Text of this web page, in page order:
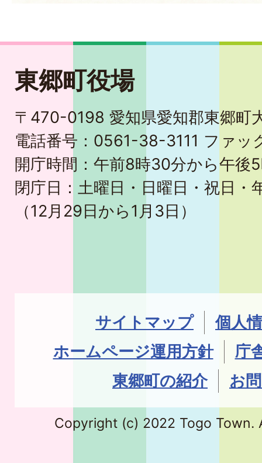
東郷町役場
〒470-0198 愛知県愛知郡東郷町
電話番号：0561-38-3111 ファ
開庁時間：午前8時30分から午後
閉庁日：土曜日・日曜日・祝日・
（12月29日から1月3日）
サイトマップ
個人
ホームページ運用方針
庁
東郷町の紹介
お
Copyright (c) 2022 Togo Town.